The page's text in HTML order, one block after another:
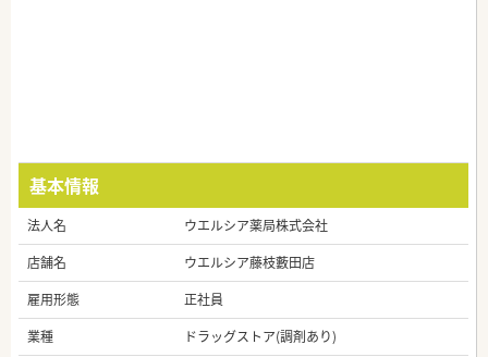
基本情報
法人名
ウエルシア薬局株式会社
店舗名
ウエルシア藤枝藪田店
雇用形態
正社員
業種
ドラッグストア(調剤あり)